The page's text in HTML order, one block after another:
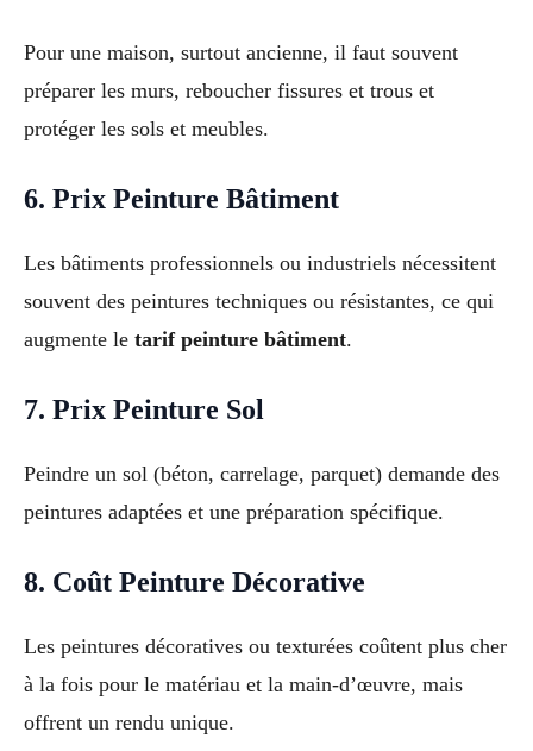
Pour une maison, surtout ancienne, il faut souvent
préparer les murs, reboucher fissures et trous et
protéger les sols et meubles.
6. Prix Peinture Bâtiment
Les bâtiments professionnels ou industriels nécessitent
souvent des peintures techniques ou résistantes, ce qui
augmente le tarif peinture bâtiment.
7. Prix Peinture Sol
Peindre un sol (béton, carrelage, parquet) demande des
peintures adaptées et une préparation spécifique.
8. Coût Peinture Décorative
Les peintures décoratives ou texturées coûtent plus cher
à la fois pour le matériau et la main-d’œuvre, mais
offrent un rendu unique.